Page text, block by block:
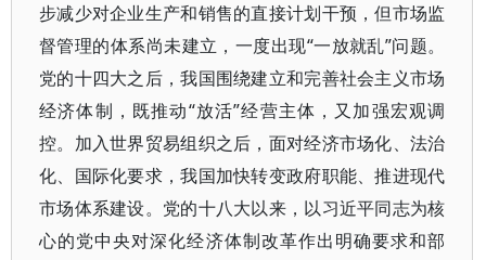
步减少对企业生产和销售的直接计划干预，但市场监
督管理的体系尚未建立，一度出现“一放就乱”问题。
党的十四大之后，我国围绕建立和完善社会主义市场
经济体制，既推动“放活”经营主体，又加强宏观调
控。加入世界贸易组织之后，面对经济市场化、法治
化、国际化要求，我国加快转变政府职能、推进现代
市场体系建设。党的十八大以来，以习近平同志为核
心的党中央对深化经济体制改革作出明确要求和部